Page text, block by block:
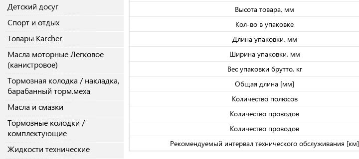
Детский досуг
Спорт и отдых
Товары Karcher
Масла моторные Легковое
(канистровое)
Тормозная колодка / накладка,
барабанный торм.меха
Масла и смазки
Тормозные колодки /
комплектующие
Жидкости технические
Высота товара, мм
Кол-во в упаковке
Длина упаковки, мм
Ширина упаковки, мм
Вес упаковки брутто, кг
Общая длина [мм]
Количество полюсов
Количество проводов
Количество проводов
Рекомендуемый интервал технического обслуживания [км]